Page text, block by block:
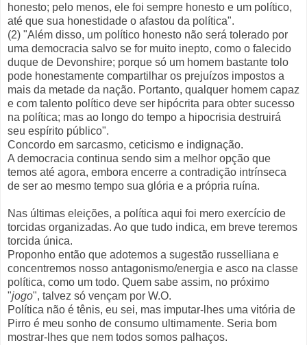
honesto; pelo menos, ele foi sempre honesto e um político,
até que sua honestidade o afastou da política".
(2) "Além disso, um político honesto não será tolerado por
uma democracia salvo se for muito inepto, como o falecido
duque de Devonshire; porque só um homem bastante tolo
pode honestamente compartilhar os prejuízos impostos a
mais da metade da nação. Portanto, qualquer homem capaz
e com talento político deve ser hipócrita para obter sucesso
na política; mas ao longo do tempo a hipocrisia destruirá
seu espírito público".
Concordo em sarcasmo, ceticismo e indignação.
A democracia continua sendo sim a melhor opção que
temos até agora, embora encerre a contradição intrínseca
de ser ao mesmo tempo sua glória e a própria ruína.
Nas últimas eleições, a política aqui foi mero exercício de
torcidas organizadas. Ao que tudo indica, em breve teremos
torcida única.
Proponho então que adotemos a sugestão russelliana e
concentremos nosso antagonismo/energia e asco na classe
política, como um todo. Quem sabe assim, no próximo
"jogo", talvez só vençam por W.O.
Política não é tênis, eu sei, mas imputar-lhes uma vitória de
Pirro é meu sonho de consumo ultimamente. Seria bom
mostrar-lhes que nem todos somos palhaços.